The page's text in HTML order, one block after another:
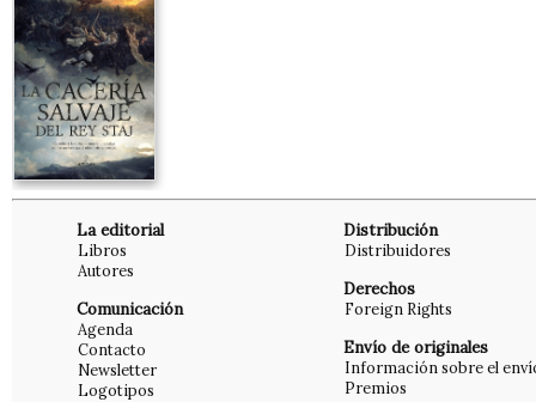
La editorial
Libros
Autores
Comunicación
Agenda
Contacto
Newsletter
Logotipos
Distribución
Distribuidores
Derechos
Foreign Rights
Envío de originales
Información sobre el
Premios